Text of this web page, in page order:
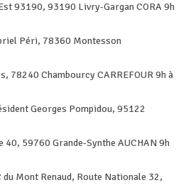
93190, 93190 Livry-Gargan CORA 9h
Péri, 78360 Montesson
78240 Chambourcy CARREFOUR 9h à
Georges Pompidou, 95122
59760 Grande-Synthe AUCHAN 9h
Mont Renaud, Route Nationale 32,